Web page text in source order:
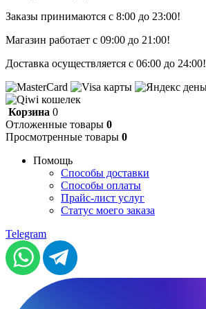
Заказы принимаются с 8:00 до 23:00!
Магазин работает с 09:00 до 21:00!
Доставка осуществляется с 06:00 до 24:00!
Корзина 0
Отложенные товары 0
Просмотренные товары 0
Помощь
Способы доставки
Способы оплаты
Прайс-лист услуг
Статус моего заказа
Telegram